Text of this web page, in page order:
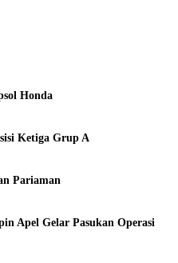
Honda
Ketiga Grup A
Pariaman
Apel Gelar Pasukan Operasi